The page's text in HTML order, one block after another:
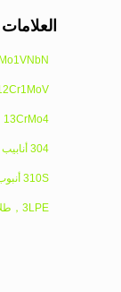
العلامات
13CrMo4
304 أنابيب الفولاذ المقاوم للصدأ
310S أنبوب الفولاذ المقاوم للصدأ
3LPE，طلاء الأنابيب